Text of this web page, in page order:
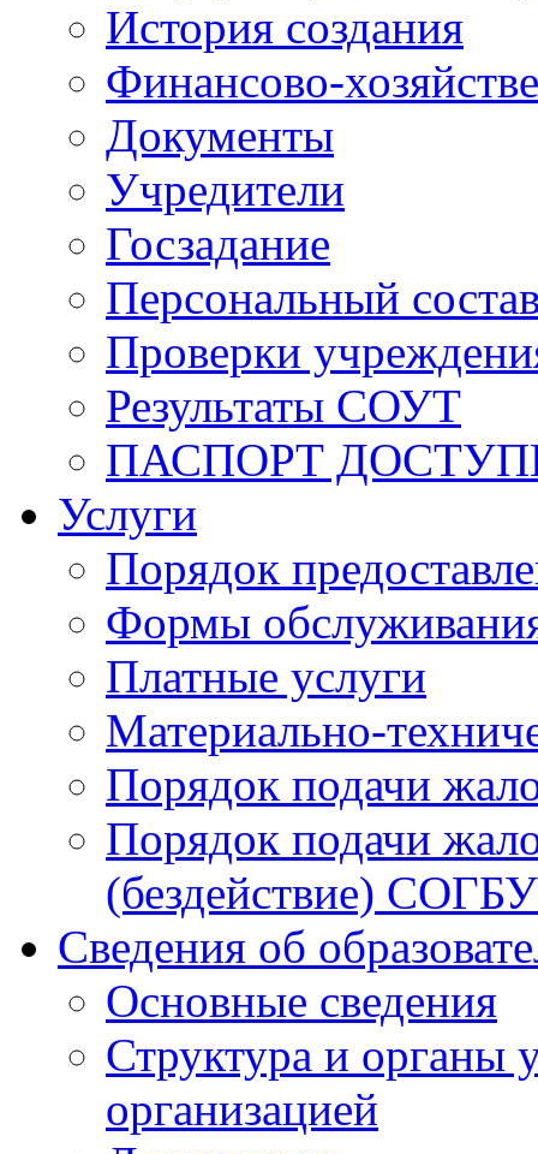
История создания
Финансово-
Документы
Учредители
Госзадание
Персональный
Проверки
Результаты СОУТ
ПАСПОРТ
Услуги
Порядок
Формы
Платные услуги
Материально-
Порядок подачи
Порядок подачи
(бездействие)
Сведения об
Основные сведения
Структура и органы
организацией